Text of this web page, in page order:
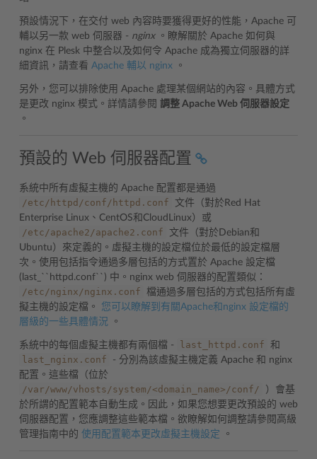
預設情況下，在交付 web 內容時要獲得更好的性能，Apache 可
輔以另一款 web 伺服器 - nginx。瞭解關於 Apache 如何與
nginx 在 Plesk 中整合以及如何令 Apache 成為獨立伺服器的詳
細資訊，請查看 Apache 輔以 nginx 。
另外，您可以排除使用 Apache 處理某個網站的內容。具體方式
是更改 nginx 模式。詳情請參閱 調整 Apache Web 伺服器設定
。
預設的 Web 伺服器配置
系統中所有虛擬主機的 Apache 配置都是通過
/etc/httpd/conf/httpd.conf
文件（對於Red Hat
Enterprise Linux、CentOS和CloudLinux）或
/etc/apache2/apache2.conf
文件（對於Debian和
Ubuntu）來定義的。虛擬主機的設定檔位於最低的設定檔層
次。使用包括指令通過多層包括的方式置於 Apache 設定檔
(last_``httpd.conf``) 中。nginx web 伺服器的配置類似：
/etc/nginx/nginx.conf
檔通過多層包括的方式包括所有虛
擬主機的設定檔。 您可以瞭解到有關Apache和nginx 設定檔的
層級的一些具體情況 。
系統中的每個虛擬主機都有兩個檔 - last_httpd.conf 和
last_nginx.conf
- 分別為該虛擬主機定義 Apache 和 nginx
配置。這些檔（位於
/var/www/vhosts/system/<domain_name>/conf/
）會基
於所謂的配置範本自動生成。因此，如果您想要更改預設的 web
伺服器配置，您應調整這些範本檔。欲瞭解如何調整請參閱高級
管理指南中的 使用配置範本更改虛擬主機設定 。